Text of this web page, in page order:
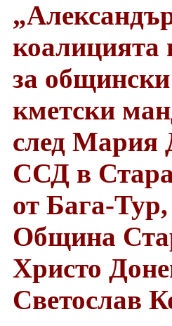
коалицията
за
кметски
след Мария
ССД в
от Бага-
Община
Христо
Светослав